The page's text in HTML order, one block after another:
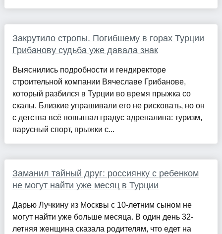
Закрутило стропы. Погибшему в горах Турции
Грибанову судьба уже давала знак
Выяснились подробности и гендиректоре
строительной компании Вячеславе Грибанове,
который разбился в Турции во время прыжка со
скалы. Близкие упрашивали его не рисковать, но он
с детства всё повышал градус адреналина: туризм,
парусный спорт, прыжки с...
Заманил тайный друг: россиянку с ребенком
не могут найти уже месяц в Турции
Дарью Лучкину из Москвы с 10-летним сыном не
могут найти уже больше месяца. В один день 32-
летняя женщина сказала родителям, что едет на